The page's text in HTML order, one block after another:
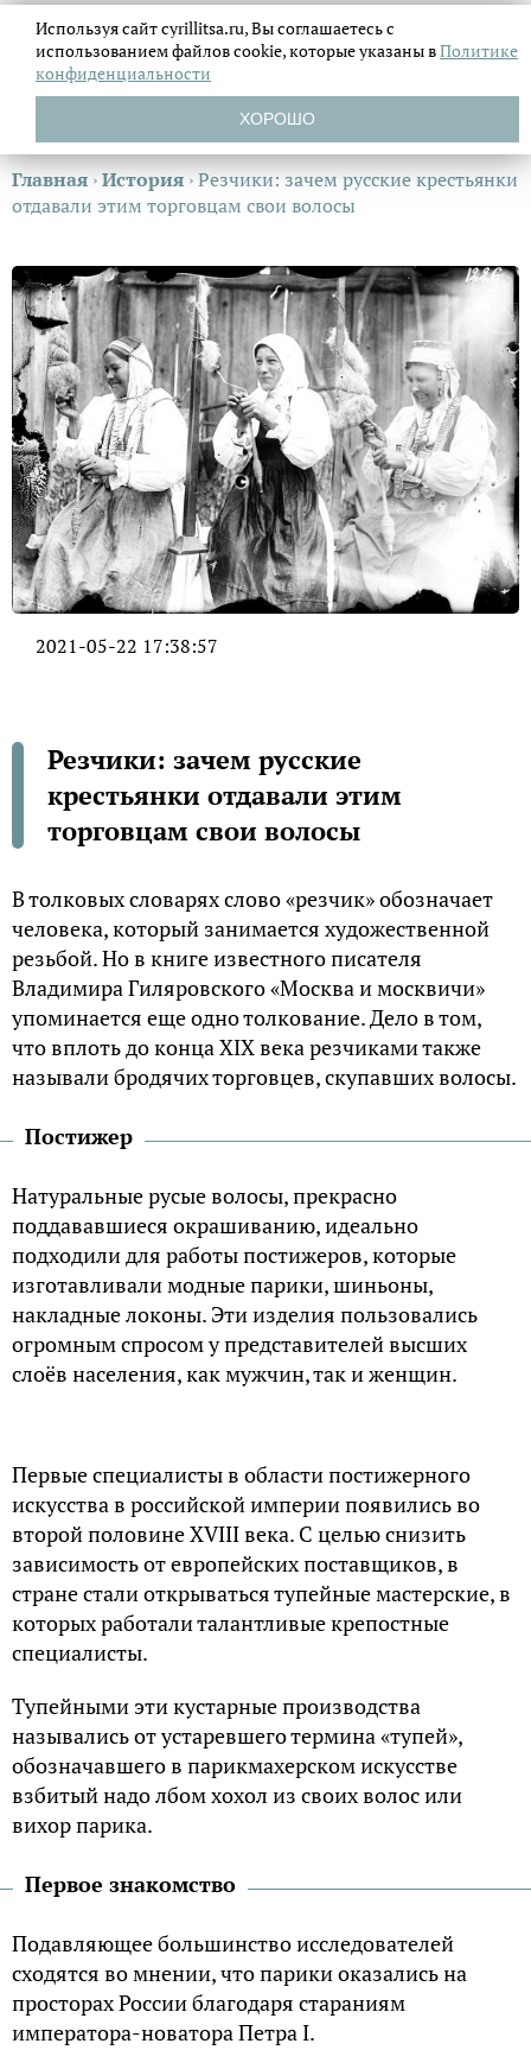
Главная ›История ›Резчики: зачем русские крестьянки
отдавали этим торговцам свои волосы
2021-05-22 17:38:57
Резчики: зачем русские
крестьянки отдавали этим
торговцам свои волосы
В толковых словарях слово «резчик» обозначает
человека, который занимается художественной
резьбой. Но в книге известного писателя
Владимира Гиляровского «Москва и москвичи»
упоминается еще одно толкование. Дело в том,
что вплоть до конца XIX века резчиками также
называли бродячих торговцев, скупавших волосы.
Постижер
Натуральные русые волосы, прекрасно
поддававшиеся окрашиванию, идеально
подходили для работы постижеров, которые
изготавливали модные парики, шиньоны,
накладные локоны. Эти изделия пользовались
огромным спросом у представителей высших
слоёв населения, как мужчин, так и женщин.
Первые специалисты в области постижерного
искусства в российской империи появились во
второй половине XVIII века. С целью снизить
зависимость от европейских поставщиков, в
стране стали открываться тупейные мастерские, в
которых работали талантливые крепостные
специалисты.
Тупейными эти кустарные производства
назывались от устаревшего термина «тупей»,
обозначавшего в парикмахерском искусстве
взбитый надо лбом хохол из своих волос или
вихор парика.
Первое знакомство
Подавляющее большинство исследователей
сходятся во мнении, что парики оказались на
просторах России благодаря стараниям
императора-новатора Петра I.
Используя сайт cyrillitsa.ru, Вы соглашаетесь с
использованием файловcookie, которые указаны вПолитике
конфиденциальности
ХОРОШО